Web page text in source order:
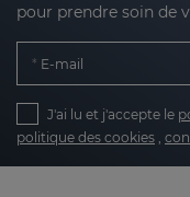
pour prendre soin de
E-mail
J'ai lu et j'accepte le
politique des cookies